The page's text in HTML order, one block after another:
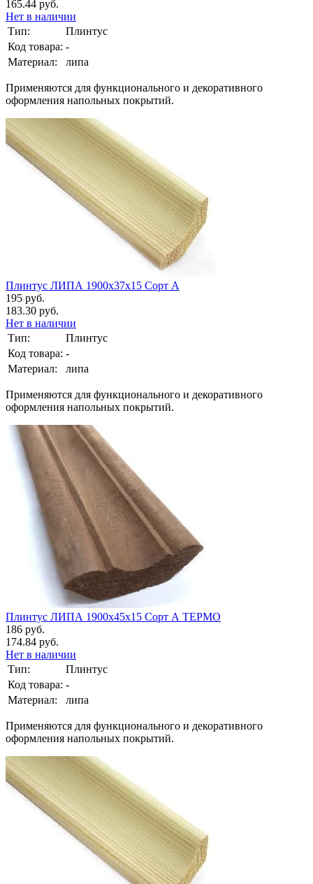
165.44 руб.
Нет в наличии
Тип:
Плинтус
Код товара: -
Материал:
липа
Применяются для функционального и декоративного
оформления напольных покрытий.
Плинтус ЛИПА 1900х37х15 Сорт А
195 руб.
183.30 руб.
Нет в наличии
Тип:
Плинтус
Код товара: -
Материал:
липа
Применяются для функционального и декоративного
оформления напольных покрытий.
Плинтус ЛИПА 1900х45х15 Сорт А ТЕРМО
186 руб.
174.84 руб.
Нет в наличии
Тип:
Плинтус
Код товара: -
Материал:
липа
Применяются для функционального и декоративного
оформления напольных покрытий.